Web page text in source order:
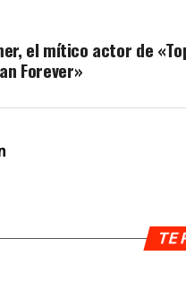
el mítico actor de
Forever»
TE